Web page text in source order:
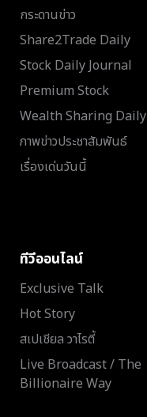
กระดานข่าว
Share2Trade Daily
Stock Daily Journal
Premium Stock
Wealth Sharing Daily
ภาพข่าวประชาสัมพันธ์
เรื่องเด่นวันนี้
ทีวีออนไลน์
Exclusive Talk
Hot Story
สเปเชียล วาไรตี้
Live Broadcast / The
Billionaire Way